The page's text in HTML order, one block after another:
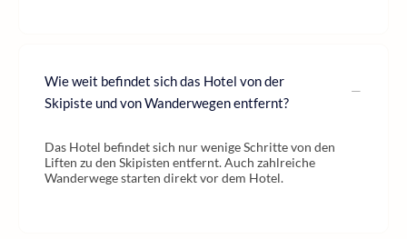
Wie weit befindet sich das Hotel von der
Skipiste und von Wanderwegen entfernt?
Das Hotel befindet sich nur wenige Schritte von den
Liften zu den Skipisten entfernt. Auch zahlreiche
Wanderwege starten direkt vor dem Hotel.